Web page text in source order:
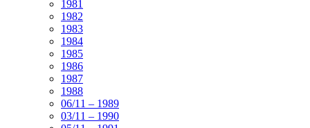
1981
1982
1983
1984
1985
1986
1987
1988
06/11 – 1989
03/11 – 1990